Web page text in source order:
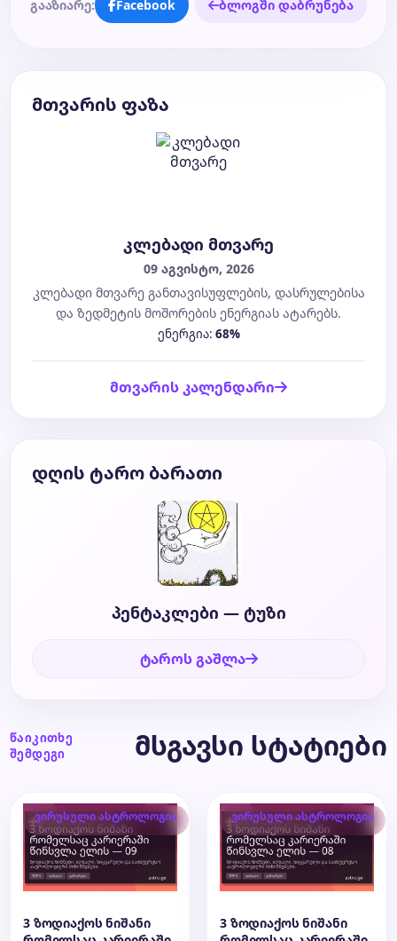
გააზიარე: Facebook ბლოგში დაბრუნება
მთვარის ფაზა
კლებადი მთვარე
09 აგვისტო, 2026
კლებადი მთვარე განთავისუფლების, დასრულებისა
და ზედმეტის მოშორების ენერგიას ატარებს.
ენერგია: 68%
მთვარის კალენდარი
დღის ტარო ბარათი
პენტაკლები — ტუზი
ტაროს გაშლა
წაიკითხე
შემდეგი
მსგავსი სტატიები
ვირუსული ასტროლოგია
3 ზოდიაქოს ნიშანი
ვირუსული ასტროლოგია
3 ზოდიაქოს ნიშანი